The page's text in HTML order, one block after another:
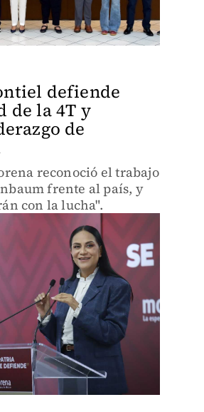
defiende
de la 4T y
de
reconoció el trabajo
frente al país, y
con la lucha".